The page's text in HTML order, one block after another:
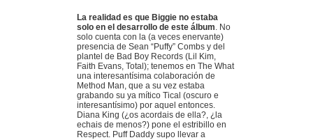
La realidad es que Biggie no estaba
solo en el desarrollo de este álbum. No
solo cuenta con la (a veces enervante)
presencia de Sean “Puffy” Combs y del
plantel de Bad Boy Records (Lil Kim,
Faith Evans, Total); tenemos en The What
una interesantísima colaboración de
Method Man, que a su vez estaba
grabando su ya mítico Tical (oscuro e
interesantísimo) por aquel entonces.
Diana King (¿os acordais de ella?, ¿la
echais de menos?) pone el estribillo en
Respect. Puff Daddy supo llevar a